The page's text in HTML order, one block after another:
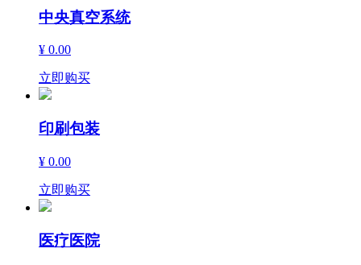
中央真空系统
¥ 0.00
立即购买
印刷包装
¥ 0.00
立即购买
医疗医院